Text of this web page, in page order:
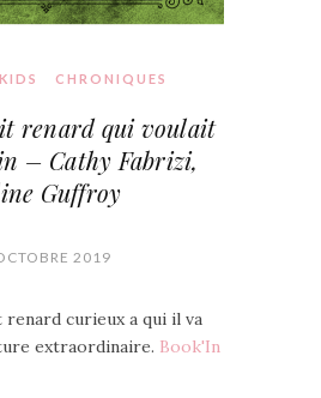
CHRONIQUES
renard qui voulait
– Cathy Fabrizi,
Guffroy
2019
curieux a qui il va
extraordinaire. Book'In